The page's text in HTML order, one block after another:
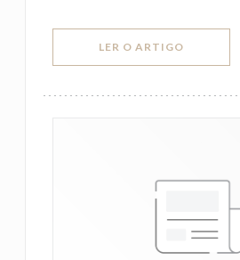
LER O ARTIGO((ABRE